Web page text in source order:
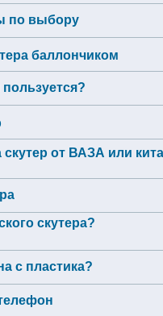
по выбору
баллончиком
от ВАЗА или
скутера?
с пластика?